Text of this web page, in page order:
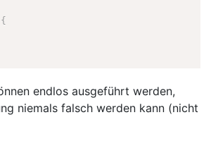
{
endlos ausgeführt werden,
niemals falsch werden kann (nicht